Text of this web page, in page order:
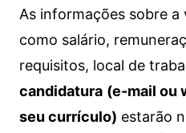
As informações sobre a
como salário,
requisitos, local de
candidatura (e-mail ou
seu currículo) estarão